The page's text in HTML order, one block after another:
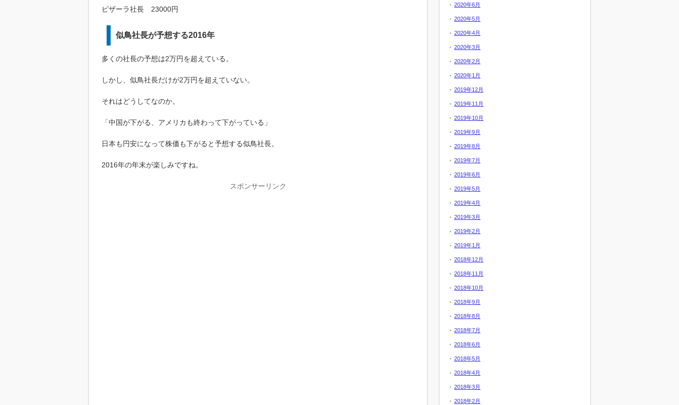
ピザーラ社長 23000円
似鳥社長が予想する2016年
多くの社長の予想は2万円を超えている。
しかし、似鳥社長だけが2万円を超えていない。
それはどうしてなのか。
「中国が下がる、アメリカも終わって下がっている」
日本も円安になって株価も下がると予想する似鳥社長。
2016年の年末が楽しみですね。
スポンサーリンク
2020年6月
2020年5月
2020年4月
2020年3月
2020年2月
2020年1月
2019年12月
2019年11月
2019年10月
2019年9月
2019年8月
2019年7月
2019年6月
2019年5月
2019年4月
2019年3月
2019年2月
2019年1月
2018年12月
2018年11月
2018年10月
2018年9月
2018年8月
2018年7月
2018年6月
2018年5月
2018年4月
2018年3月
2018年2月